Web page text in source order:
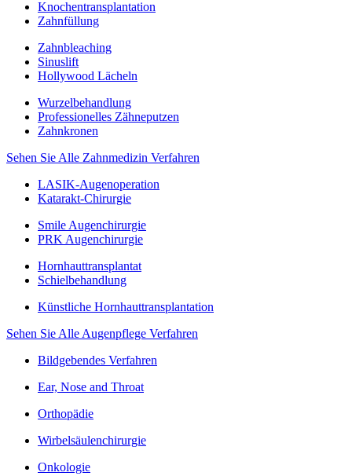
Knochentransplantation
Zahnfüllung
Zahnbleaching
Sinuslift
Hollywood Lächeln
Wurzelbehandlung
Professionelles Zähneputzen
Zahnkronen
Sehen Sie Alle Zahnmedizin Verfahren
LASIK-Augenoperation
Katarakt-Chirurgie
Smile Augenchirurgie
PRK Augenchirurgie
Hornhauttransplantat
Schielbehandlung
Künstliche Hornhauttransplantation
Sehen Sie Alle Augenpflege Verfahren
Bildgebendes Verfahren
Ear, Nose and Throat
Orthopädie
Wirbelsäulenchirurgie
Onkologie